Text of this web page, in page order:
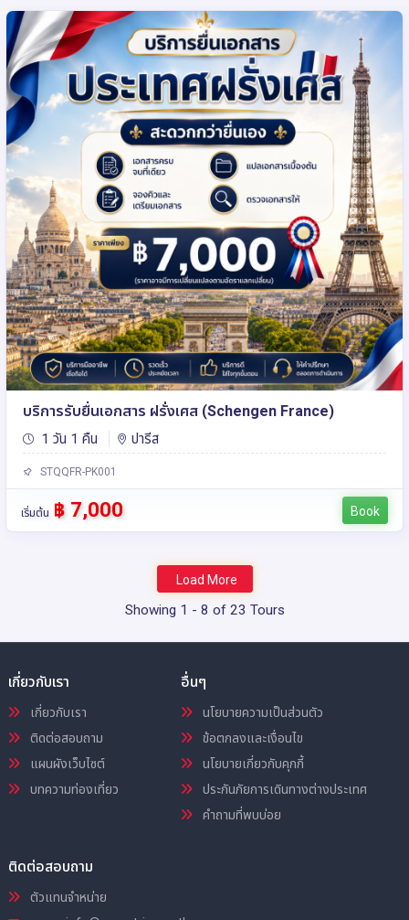
บริการรับยื่นเอกสาร ฝรั่งเศส (Schengen France)
1 วัน 1 คืน ปารีส
STQQFR-PK001
เริ่มต้น ฿ 7,000 Book
Load More
Showing 1 - 8 of 23 Tours
เกี่ยวกับเรา
เกี่ยวกับเรา
ติดต่อสอบถาม
แผนผังเว็บไซต์
บทความท่องเที่ยว
อื่นๆ
นโยบายความเป็นส่วนตัว
ข้อตกลงและเงื่อนไข
นโยบายเกี่ยวกับคุกกี้
ประกันภัยการเดินทางต่างประเทศ
คำถามที่พบบ่อย
ติดต่อสอบถาม
ตัวแทนจำหน่าย